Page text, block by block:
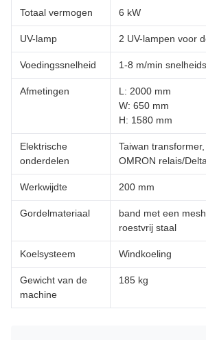
Totaal vermogen 6 kW
UV-lamp 2 UV-lampen voor
Voedingssnelheid 1-8 m/min
Afmetingen
L: 2000 mm
W: 650 mm
H: 1580 mm
Elektrische
onderdelen
Taiwan
OMRON relais/
Werkwijdte 200 mm
Gordelmateriaal
band met een
roestvrij staal
Koelsysteem Windkoeling
Gewicht van de
machine
185 kg